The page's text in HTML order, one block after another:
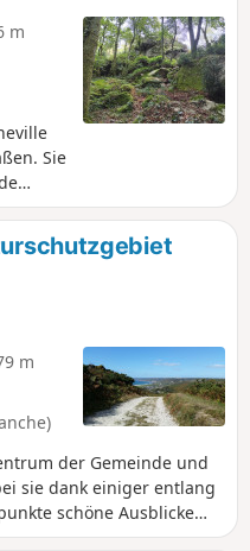
m
Sie
und
sind.
zu
m
der Gemeinde und
sie dank einiger entlang
schöne Ausblicke